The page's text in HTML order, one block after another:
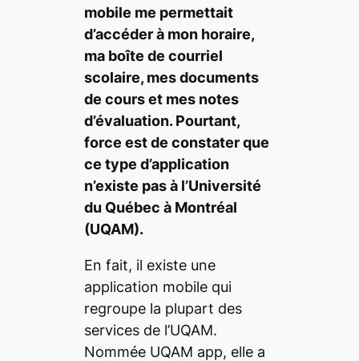
mobile me permettait
d’accéder à mon horaire,
ma boîte de courriel
scolaire, mes documents
de cours et mes notes
d’évaluation. Pourtant,
force est de constater que
ce type d’application
n’existe pas à l’Université
du Québec à Montréal
(UQAM).
En fait, il existe une
application mobile qui
regroupe la plupart des
services de l’UQAM.
Nommée UQAM app, elle a